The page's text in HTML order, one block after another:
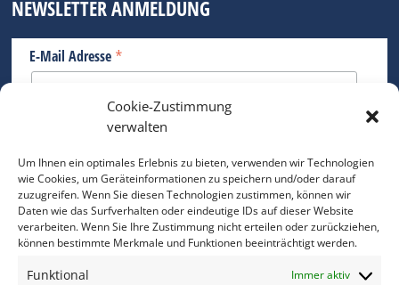
Cookie-Zustimmung
verwalten
Um Ihnen ein optimales Erlebnis zu bieten, verwenden wir Technologien
wie Cookies, um Geräteinformationen zu speichern und/oder darauf
zuzugreifen. Wenn Sie diesen Technologien zustimmen, können wir
Daten wie das Surfverhalten oder eindeutige IDs auf dieser Website
verarbeiten. Wenn Sie Ihre Zustimmung nicht erteilen oder zurückziehen,
können bestimmte Merkmale und Funktionen beeinträchtigt werden.
Funktional Immer aktiv
NEWSLETTER ANMELDUNG
E-Mail Adresse *
Bitte geben Sie Ihre E-Mail Adresse ein.
*